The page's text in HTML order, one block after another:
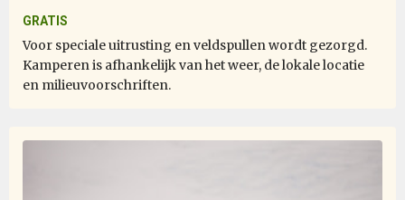
expedition team really go way beyond, very passionate
the lecture was very informative. I definitely will join
this expedition again in future.
GRATIS
Voor speciale uitrusting en veldspullen wordt gezorgd.
Kamperen is afhankelijk van het weer, de lokale locatie
en milieuvoorschriften.